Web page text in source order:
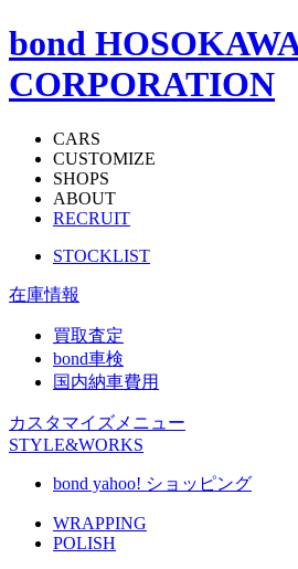
bond
CORPORATION
CARS
CUSTOMIZE
SHOPS
ABOUT
RECRUIT
STOCKLIST
在庫情報
買取査定
bond車検
国内納車費用
カスタマイズメニュー
STYLE&WORKS
bond yahoo! ショッピング
WRAPPING
POLISH